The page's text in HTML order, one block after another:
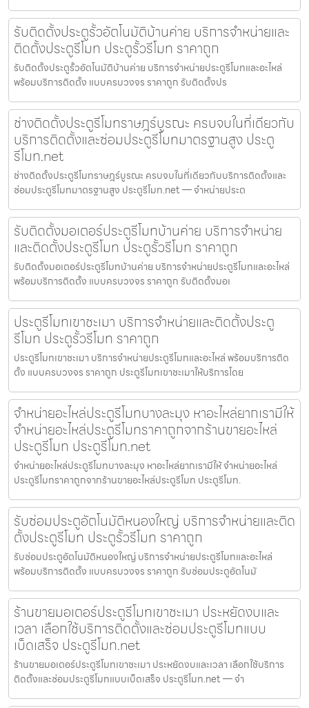
รับติดตั้งประตูรั้วอัตโนมัติบ้านค่าย บริการจำหน่ายและ
ติดตั้งประตูรีโมท ประตูรั้วรีโมท ราคาถูก
รับติดตั้งประตูรั้วอัตโนมัติบ้านค่าย บริการจำหน่ายประตูรีโมทและอะไหล่
พร้อมบริการติดตั้ง แบบครบวงจร ราคาถูก รับติดตั้งปร
ช่างติดตั้งประตูรีโมทราษฎร์บูรณะ ครบจบในที่เดียวกับ
บริการติดตั้งและซ่อมประตูรีโมทมาตรฐานสูง ประตู
รีโมท.net
ช่างติดตั้งประตูรีโมทราษฎร์บูรณะ ครบจบในที่เดียวกับบริการติดตั้งและ
ซ่อมประตูรีโมทมาตรฐานสูง ประตูรีโมท.net — จำหน่ายประต
รับติดตั้งมอเตอร์ประตูรีโมทบ้านค่าย บริการจำหน่าย
และติดตั้งประตูรีโมท ประตูรั้วรีโมท ราคาถูก
รับติดตั้งมอเตอร์ประตูรีโมทบ้านค่าย บริการจำหน่ายประตูรีโมทและอะไหล่
พร้อมบริการติดตั้ง แบบครบวงจร ราคาถูก รับติดตั้งมอเ
ประตูรีโมทเขาชะเมา บริการจำหน่ายและติดตั้งประตู
รีโมท ประตูรั้วรีโมท ราคาถูก
ประตูรีโมทเขาชะเมา บริการจำหน่ายประตูรีโมทและอะไหล่ พร้อมบริการติด
ตั้ง แบบครบวงจร ราคาถูก ประตูรีโมทเขาชะเมาให้บริการโดย
จำหน่ายอะไหล่ประตูรีโมทบางละมุง หาอะไหล่ยากเรามีให้
จำหน่ายอะไหล่ประตูรีโมทราคาถูกจากร้านขายอะไหล่
ประตูรีโมท ประตูรีโมท.net
จำหน่ายอะไหล่ประตูรีโมทบางละมุง หาอะไหล่ยากเรามีให้ จำหน่ายอะไหล่
ประตูรีโมทราคาถูกจากร้านขายอะไหล่ประตูรีโมท ประตูรีโมท.
รับซ่อมประตูอัตโนมัติหนองใหญ่ บริการจำหน่ายและติด
ตั้งประตูรีโมท ประตูรั้วรีโมท ราคาถูก
รับซ่อมประตูอัตโนมัติหนองใหญ่ บริการจำหน่ายประตูรีโมทและอะไหล่
พร้อมบริการติดตั้ง แบบครบวงจร ราคาถูก รับซ่อมประตูอัตโนมั
ร้านขายมอเตอร์ประตูรีโมทเขาชะเมา ประหยัดงบและ
เวลา เลือกใช้บริการติดตั้งและซ่อมประตูรีโมทแบบ
เบ็ดเสร็จ ประตูรีโมท.net
ร้านขายมอเตอร์ประตูรีโมทเขาชะเมา ประหยัดงบและเวลา เลือกใช้บริการ
ติดตั้งและซ่อมประตูรีโมทแบบเบ็ดเสร็จ ประตูรีโมท.net — จำ